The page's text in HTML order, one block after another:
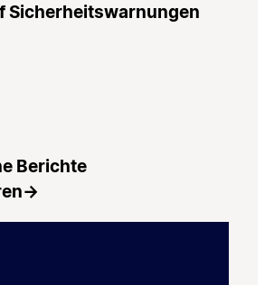
Sicherheitswarnungen
Berichte
→